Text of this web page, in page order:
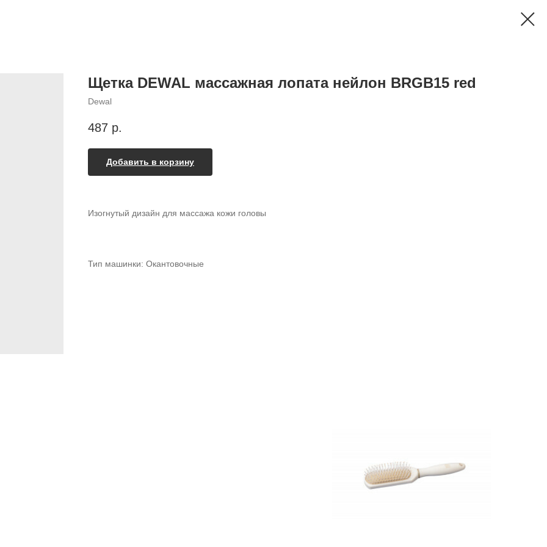
Щетка DEWAL массажная лопата нейлон BRGB15 red
Dewal
487 р.
Добавить в корзину
Изогнутый дизайн для массажа кожи головы
Тип машинки: Окантовочные